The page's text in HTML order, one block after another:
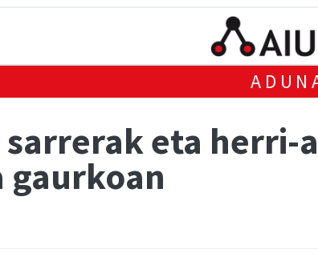
sarrerak eta
gaurkoan